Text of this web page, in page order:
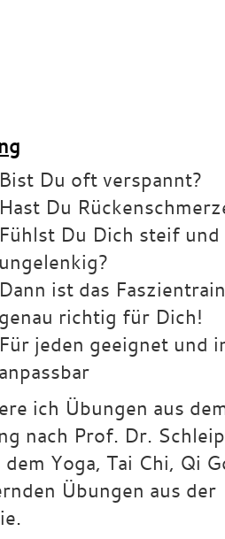
Bist Du oft verspannt?
Hast Du
Fühlst Du Dich steif und
ungelenkig?
Dann ist das
genau richtig für Dich!
Für jeden geeignet und
anpassbar
ich Übungen aus
nach Prof. Dr.
dem Yoga, Tai Chi, Qi
Übungen aus der